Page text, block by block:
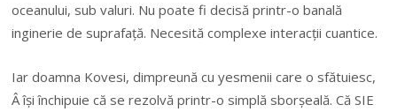
oceanului, sub valuri. Nu poate fi decisă printr-o banală
inginerie de suprafață. Necesită complexe interacții cuantice.
Iar doamna Kovesi, dimpreună cu yesmenii care o sfătuiesc,
Â își închipuie că se rezolvă printr-o simplă sborșeală. Că SIE